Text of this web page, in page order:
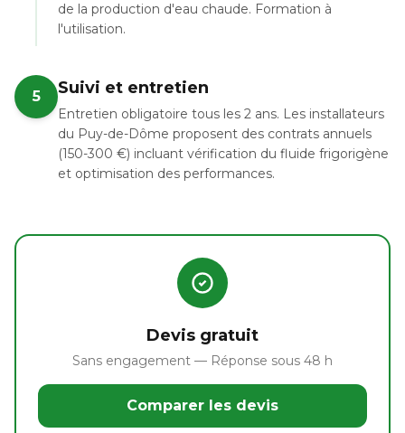
de la production d'eau chaude. Formation à
l'utilisation.
5 Suivi et entretien
Entretien obligatoire tous les 2 ans. Les installateurs
du Puy-de-Dôme proposent des contrats annuels
(150-300 €) incluant vérification du fluide frigorigène
et optimisation des performances.
Devis gratuit
Sans engagement — Réponse sous 48 h
Comparer les devis